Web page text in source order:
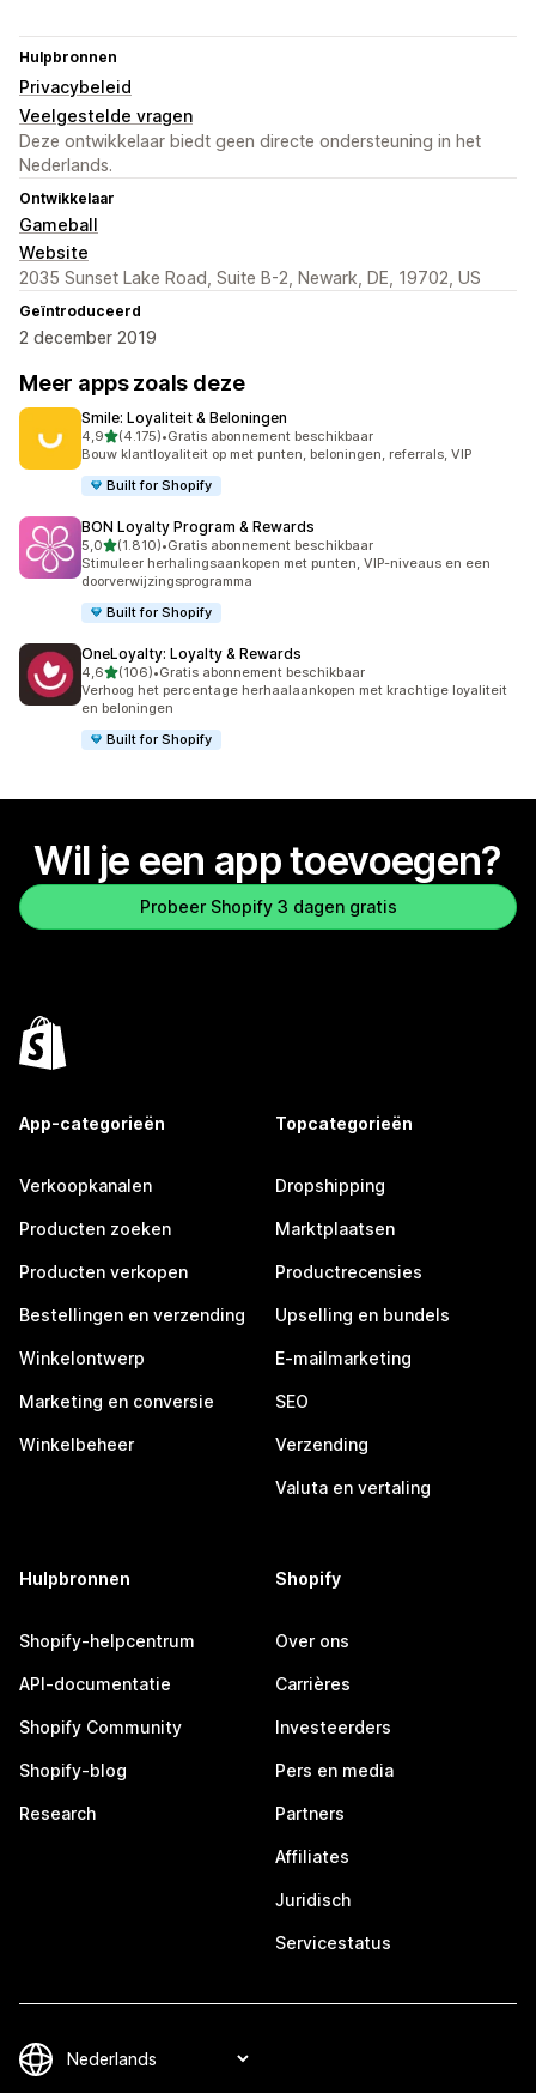
Hulpbronnen
Privacybeleid
Veelgestelde vragen
Deze ontwikkelaar biedt geen directe ondersteuning in het
Nederlands.
Ontwikkelaar
Gameball
Website
2035 Sunset Lake Road, Suite B-2, Newark, DE, 19702, US
Geïntroduceerd
2 december 2019
Meer apps zoals deze
Smile: Loyaliteit & Beloningen
4,9van 5 sterren
(4.175)
4175 recensies in totaal
•Gratis abonnement beschikbaar
Bouw klantloyaliteit op met punten, beloningen, referrals, VIP
Built for Shopify
BON Loyalty Program & Rewards
5,0van 5 sterren
(1.810)
1810 recensies in totaal
•Gratis abonnement beschikbaar
Stimuleer herhalingsaankopen met punten, VIP-niveaus en een
doorverwijzingsprogramma
Built for Shopify
OneLoyalty: Loyalty & Rewards
4,6van 5 sterren
(106)
106 recensies in totaal
•Gratis abonnement beschikbaar
Verhoog het percentage herhaalaankopen met krachtige loyaliteit
en beloningen
Built for Shopify
Wil je een app toevoegen?
Probeer Shopify 3 dagen gratis
App-categorieën
Verkoopkanalen
Producten zoeken
Producten verkopen
Bestellingen en verzending
Winkelontwerp
Marketing en conversie
Winkelbeheer
Topcategorieën
Dropshipping
Marktplaatsen
Productrecensies
Upselling en bundels
E-mailmarketing
SEO
Verzending
Valuta en vertaling
Hulpbronnen
Shopify-helpcentrum
API-documentatie
Shopify Community
Shopify-blog
Research
Shopify
Over ons
Carrières
Investeerders
Pers en media
Partners
Affiliates
Juridisch
Servicestatus